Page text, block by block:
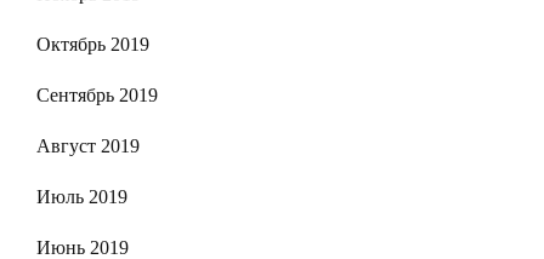
Октябрь 2019
Сентябрь 2019
Август 2019
Июль 2019
Июнь 2019